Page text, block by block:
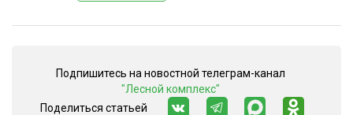
ЛЕСОПИЛЕНИЕ
ДЕРЕВЯННОЕ ДОМОСТРОЕНИЕ
Подпишитесь на новостной телеграм-канал
"Лесной комплекс"
Поделиться статьей